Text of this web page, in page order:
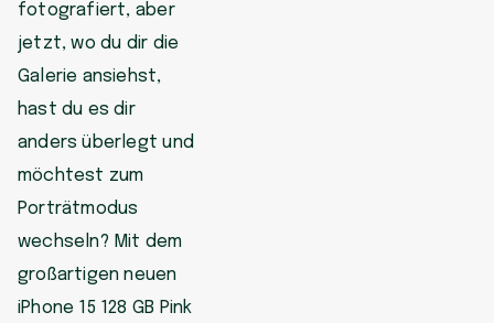
fotografiert, aber
jetzt, wo du dir die
Galerie ansiehst,
hast du es dir
anders überlegt und
möchtest zum
Porträtmodus
wechseln? Mit dem
großartigen neuen
iPhone 15 128 GB Pink